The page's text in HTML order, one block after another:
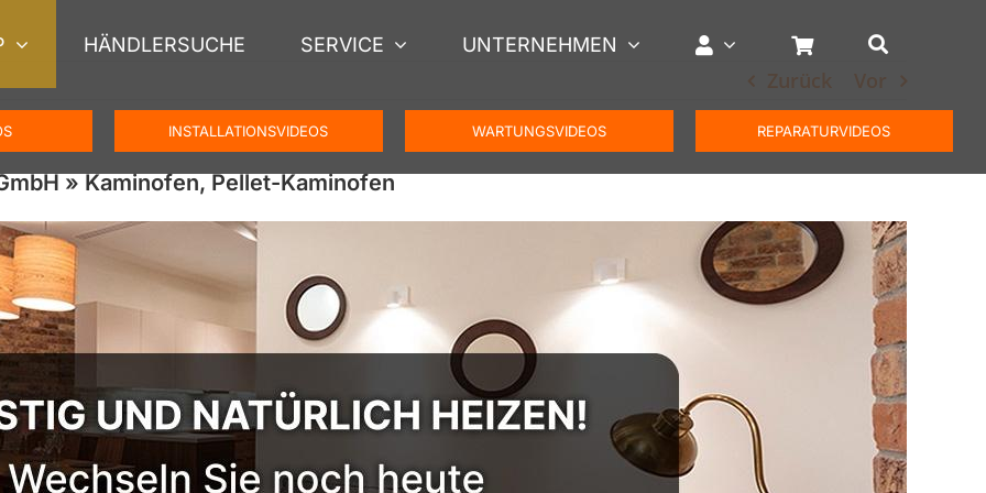
HÄNDLERSUCHE SERVICE UNTERNEHMEN
INSTALLATIONSVIDEOS WARTUNGSVIDEOS REPARATURVIDEOS
Zurück Vor
» Kaminofen, Pellet-Kaminofen